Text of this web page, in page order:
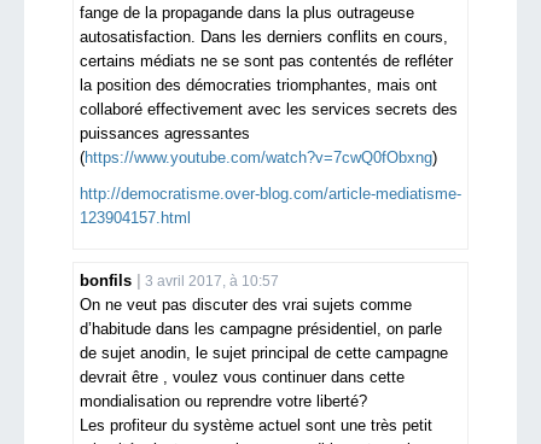
fange de la propagande dans la plus outrageuse
autosatisfaction. Dans les derniers conflits en cours,
certains médiats ne se sont pas contentés de refléter
la position des démocraties triomphantes, mais ont
collaboré effectivement avec les services secrets des
puissances agressantes
(https://www.youtube.com/watch?v=7cwQ0fObxng)
http://democratisme.over-blog.com/article-mediatisme-
123904157.html
bonfils 3 avril 2017, à 10:57
On ne veut pas discuter des vrai sujets comme
d’habitude dans les campagne présidentiel, on parle
de sujet anodin, le sujet principal de cette campagne
devrait être , voulez vous continuer dans cette
mondialisation ou reprendre votre liberté?
Les profiteur du système actuel sont une très petit